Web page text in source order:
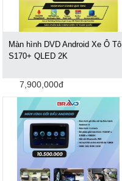
Màn hình DVD Android Xe Ô Tô
S170+ QLED 2K
7,900,000đ